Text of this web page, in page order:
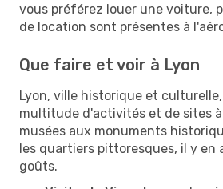
vous préférez louer une voiture,
de location sont présentes à
Que faire et voir à Lyon
Lyon, ville historique et
multitude d'activités et de sites à
musées aux monuments
les quartiers pittoresques, il y en
goûts.